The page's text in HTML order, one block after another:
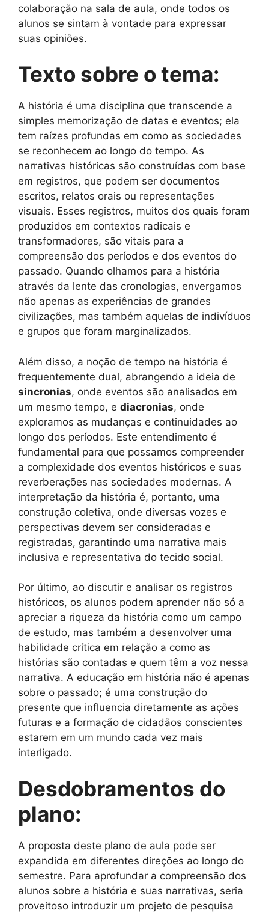
colaboração na sala de aula, onde todos os
alunos se sintam à vontade para expressar
suas opiniões.
Texto sobre o tema:
A história é uma disciplina que transcende a
simples memorização de datas e eventos; ela
tem raízes profundas em como as sociedades
se reconhecem ao longo do tempo. As
narrativas históricas são construídas com base
em registros, que podem ser documentos
escritos, relatos orais ou representações
visuais. Esses registros, muitos dos quais foram
produzidos em contextos radicais e
transformadores, são vitais para a
compreensão dos períodos e dos eventos do
passado. Quando olhamos para a história
através da lente das cronologias, envergamos
não apenas as experiências de grandes
civilizações, mas também aquelas de indivíduos
e grupos que foram marginalizados.
Além disso, a noção de tempo na história é
frequentemente dual, abrangendo a ideia de
sincronias, onde eventos são analisados em
um mesmo tempo, e diacronias, onde
exploramos as mudanças e continuidades ao
longo dos períodos. Este entendimento é
fundamental para que possamos compreender
a complexidade dos eventos históricos e suas
reverberações nas sociedades modernas. A
interpretação da história é, portanto, uma
construção coletiva, onde diversas vozes e
perspectivas devem ser consideradas e
registradas, garantindo uma narrativa mais
inclusiva e representativa do tecido social.
Por último, ao discutir e analisar os registros
históricos, os alunos podem aprender não só a
apreciar a riqueza da história como um campo
de estudo, mas também a desenvolver uma
habilidade crítica em relação a como as
histórias são contadas e quem têm a voz nessa
narrativa. A educação em história não é apenas
sobre o passado; é uma construção do
presente que influencia diretamente as ações
futuras e a formação de cidadãos conscientes
estarem em um mundo cada vez mais
interligado.
Desdobramentos do
plano:
A proposta deste plano de aula pode ser
expandida em diferentes direções ao longo do
semestre. Para aprofundar a compreensão dos
alunos sobre a história e suas narrativas, seria
proveitoso introduzir um projeto de pesquisa